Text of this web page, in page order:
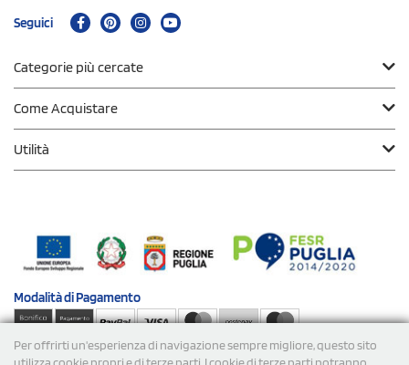
Per offrirti un'esperienza di navigazione sempre migliore, questo sito
Seguici
Categorie più cercate
Come Acquistare
Utilità
Modalità diPagamento
Spedizioni